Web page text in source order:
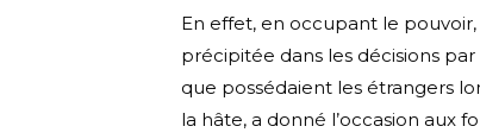
En effet, en occupant le
précipitée dans les décisions
que possédaient les étrangers
la hâte, a donné l’occasion aux